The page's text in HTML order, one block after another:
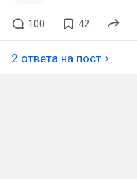
100 42
2 ответа на пост